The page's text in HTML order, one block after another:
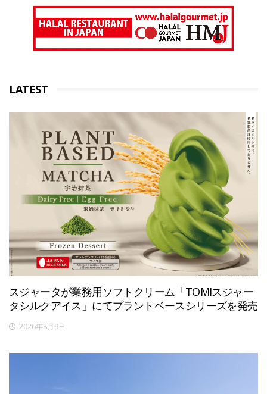
LATEST
スジャータが業務用ソフトクリーム「TOMIスジャー
タシルクアイス」にてプラントベースシリーズを発売
2026年8月9日